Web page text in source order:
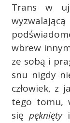
Trans w
wbrew
ze sobą i
snu nigdy
człowiek, z
tego tomu,
siępękniętyi